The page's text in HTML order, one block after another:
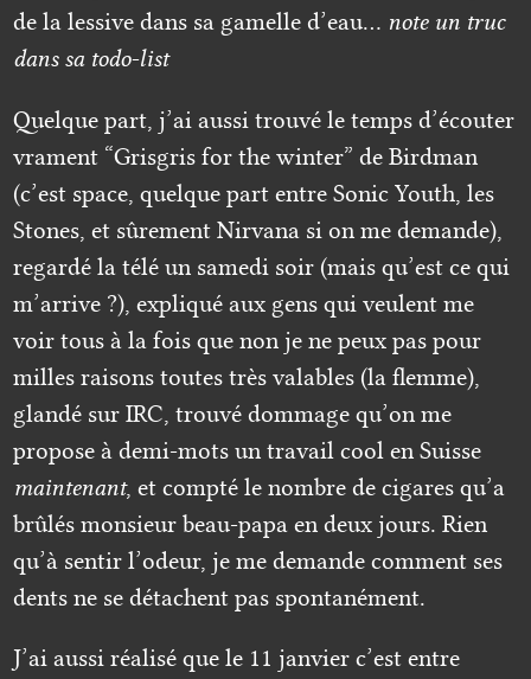
de la lessive dans sa gamelle d’eau… note un truc
dans sa todo-list
Quelque part, j’ai aussi trouvé le temps d’écouter
vrament “Grisgris for the winter” de Birdman
(c’est space, quelque part entre Sonic Youth, les
Stones, et sûrement Nirvana si on me demande),
regardé la télé un samedi soir (mais qu’est ce qui
m’arrive ?), expliqué aux gens qui veulent me
voir tous à la fois que non je ne peux pas pour
milles raisons toutes très valables (la flemme),
glandé sur IRC, trouvé dommage qu’on me
propose à demi-mots un travail cool en Suisse
maintenant, et compté le nombre de cigares qu’a
brûlés monsieur beau-papa en deux jours. Rien
qu’à sentir l’odeur, je me demande comment ses
dents ne se détachent pas spontanément.
J’ai aussi réalisé que le 11 janvier c’est entre